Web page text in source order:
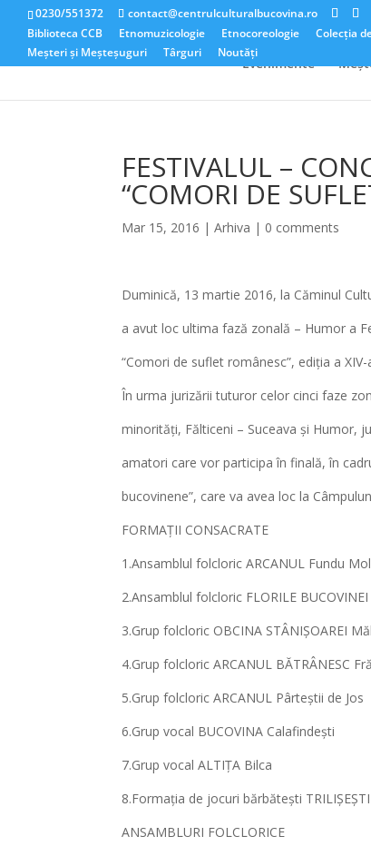
0230/551372
contact@centrulculturalbucovina.ro
Biblioteca CCB
Etnomuzicologie Etnocoreologie Colecția
Meșteri și Meșteșuguri
Târguri Noutăți
Evenimente
FESTIVALUL –
“COMORI DE
Mar 15, 2016 |Arhiva | 0 comments
Duminică, 13 martie 2016, la Căminul
a avut loc ultima fază zonală – Humor a
“Comori de suflet românesc”, ediția a XIV-
În urma jurizării tuturor celor cinci faze
minorități, Fălticeni – Suceava și Humor,
amatori care vor participa în finală, în
bucovinene”, care va avea loc la
FORMAȚII CONSACRATE
1.Ansamblul folcloric ARCANUL Fundu
2.Ansamblul folcloric FLORILE
3.Grup folcloric OBCINA STÂNIȘOAREI
4.Grup folcloric ARCANUL BĂTRÂNESC
5.Grup folcloric ARCANUL Pârteștii de Jos
6.Grup vocal BUCOVINA Calafindești
7.Grup vocal ALTIȚA Bilca
8.Formația de jocuri bărbătești
ANSAMBLURI FOLCLORICE